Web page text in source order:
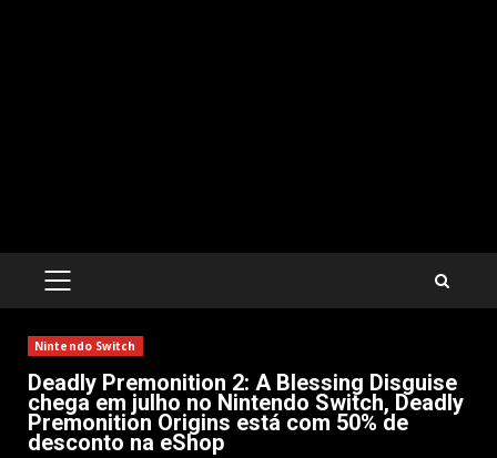
PRIMARY
Nintendo Switch
Deadly Premonition 2: A Blessing Disguise
chega em julho no Nintendo Switch, Deadly
Premonition Origins está com 50% de
desconto na eShop